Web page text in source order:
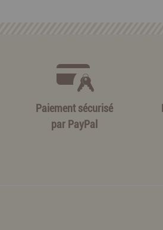
Paiement sécurisé
par PayPal